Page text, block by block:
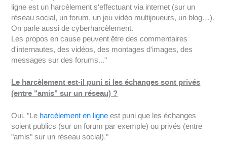
ligne est un harcèlement s'effectuant via internet (sur un
réseau social, un forum, un jeu vidéo multijoueurs, un blog…).
On parle aussi de cyberharcèlement.
Les propos en cause peuvent être des commentaires
d'internautes, des vidéos, des montages d'images, des
messages sur des forums..."
Le harcèlement est-il puni si les échanges sont privés
(entre "amis" sur un réseau) ?
Oui. "Le harcèlement en ligne est puni que les échanges
soient publics (sur un forum par exemple) ou privés (entre
"amis" sur un réseau social)."